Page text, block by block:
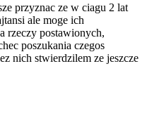
przyznac ze w ciagu 2 lat
ale moge ich
rzeczy postawionych,
poszukania czegos
nich stwierdzilem ze jeszcze